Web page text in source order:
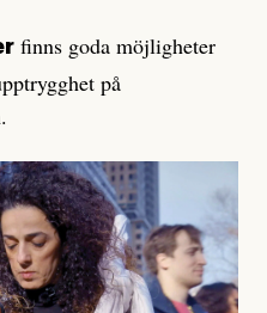
finns goda möjligheter
på